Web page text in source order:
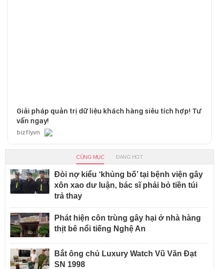
Giải pháp quản trị dữ liệu khách hàng siêu tích hợp! Tư
vấn ngay!
bizfly.vn
CÙNG MỤC ĐANG HOT
Đòi nợ kiểu ‘khủng bố’ tại bệnh viện gây
xôn xao dư luận, bác sĩ phải bỏ tiền túi
trả thay
Phát hiện côn trùng gây hại ở nhà hàng
thịt bê nổi tiếng Nghệ An
Bắt ông chủ Luxury Watch Vũ Văn Đạt
SN 1998